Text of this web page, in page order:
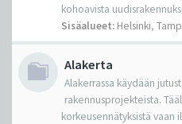
kohoavista
Sisäalueet: Helsinki,
Alakerta
Alakerrassa käydään
rakennusprojekteista.
korkeusennätyksistä